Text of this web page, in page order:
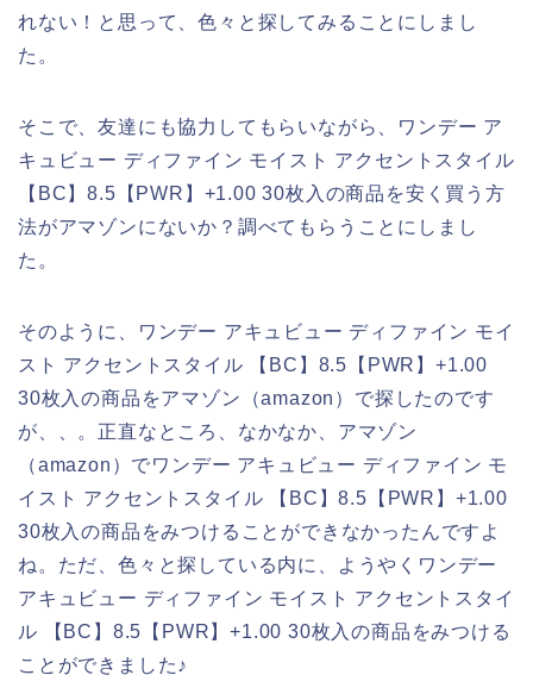
れない！と思って、色々と探してみることにしまし
た。
そこで、友達にも協力してもらいながら、ワンデー ア
キュビュー ディファイン モイスト アクセントスタイル
【BC】8.5【PWR】+1.00 30枚入の商品を安く買う方
法がアマゾンにないか？調べてもらうことにしまし
た。
そのように、ワンデー アキュビュー ディファイン モイ
スト アクセントスタイル 【BC】8.5【PWR】+1.00
30枚入の商品をアマゾン（amazon）で探したのです
が、、。正直なところ、なかなか、アマゾン
（amazon）でワンデー アキュビュー ディファイン モ
イスト アクセントスタイル 【BC】8.5【PWR】+1.00
30枚入の商品をみつけることができなかったんですよ
ね。ただ、色々と探している内に、ようやくワンデー
アキュビュー ディファイン モイスト アクセントスタイ
ル 【BC】8.5【PWR】+1.00 30枚入の商品をみつける
ことができました♪